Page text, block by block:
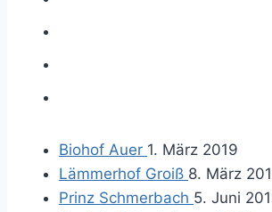
Biohof Auer 1. März 2019
Lämmerhof Groiß 8. März
Prinz Schmerbach 5. Juni